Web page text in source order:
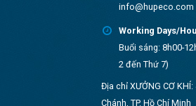
info@hupeco.com
Working Days/
Buổi sáng: 8h00-
2 đến Thứ 7)
Địa chỉ XƯỞNG CƠ
Chánh, TP. Hồ Chí Minh